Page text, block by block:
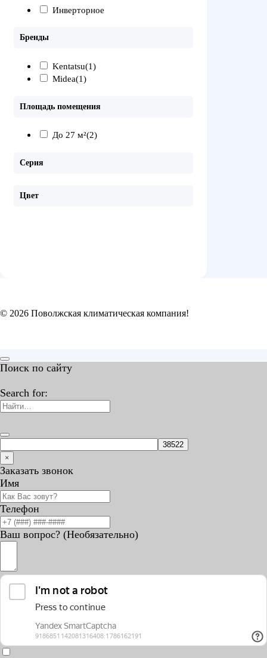
Инверторное
Бренды
Kentatsu(1)
Midea(1)
Площадь помещения
До 27 м²(2)
Серия
Цвет
© 2026 Поволжская климатическая компания!
Поиск по сайту
Search for:
×
Заказать звонок
Имя
Телефон
Ваш вопрос? (Необязательно)